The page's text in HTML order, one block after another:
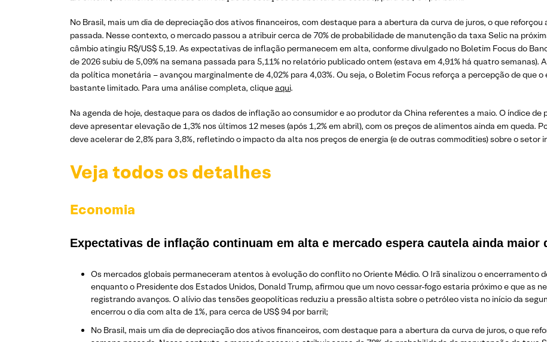
No Brasil, mais um dia de depreciação dos ativos financeiros, com destaque para a abertura da curva de juros, o que
passada. Nesse contexto, o mercado passou a atribuir cerca de 70% de probabilidade de manutenção da taxa Selic na
câmbio atingiu R$/US$ 5,19. As expectativas de inflação permanecem em alta, conforme divulgado no Boletim Focus do
de 2026 subiu de 5,09% na semana passada para 5,11% no relatório publicado ontem (estava em 4,91% há quatro
da política monetária – avançou marginalmente de 4,02% para 4,03%. Ou seja, o Boletim Focus reforça a percepção de que
bastante limitado. Para uma análise completa, cliqueaqui.
Na agenda de hoje, destaque para os dados de inflação ao consumidor e ao produtor da China referentes a maio. O índice de
deve apresentar elevação de 1,3% nos últimos 12 meses (após 1,2% em abril), com os preços de alimentos ainda em queda.
deve acelerar de 2,8% para 3,8%, refletindo o impacto da alta nos preços de energia (e de outras commodities) sobre o setor
Veja todos os detalhes
Economia
Expectativas de inflação continuam em alta e mercado espera cautela ainda
Os mercados globais permaneceram atentos à evolução do conflito no Oriente Médio. O Irã sinalizou o encerramento
enquanto o Presidente dos Estados Unidos, Donald Trump, afirmou que um novo cessar-fogo estaria próximo e que as
registrando avanços. O alívio das tensões geopolíticas reduziu a pressão altista sobre o petróleo vista no início da
encerrou o dia com alta de 1%, para cerca de US$ 94 por barril;
No Brasil, mais um dia de depreciação dos ativos financeiros, com destaque para a abertura da curva de juros, o que